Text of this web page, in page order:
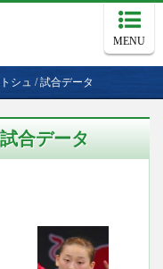
MENU
シュ /試合データ
合データ